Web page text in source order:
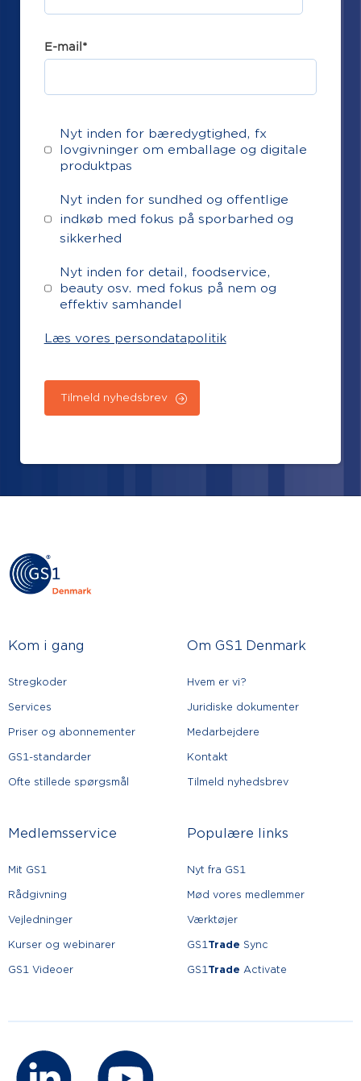
E-mail *
Nyt inden for bæredygtighed, fx
lovgivninger om emballage og digitale
produktpas
Nyt inden for sundhed og offentlige
indkøb med fokus på sporbarhed og
sikkerhed
Nyt inden for detail, foodservice,
beauty osv. med fokus på nem og
effektiv samhandel
Læs vores persondatapolitik
Kom i gang
Stregkoder
Services
Priser og abonnementer
GS1-standarder
Ofte stillede spørgsmål
Om GS1 Denmark
Hvem er vi?
Juridiske dokumenter
Medarbejdere
Kontakt
Tilmeld nyhedsbrev
Medlemsservice
Mit GS1
Rådgivning
Vejledninger
Kurser og webinarer
GS1 Videoer
Populære links
Nyt fra GS1
Mød vores medlemmer
Værktøjer
GS1Trade Sync
GS1Trade Activate